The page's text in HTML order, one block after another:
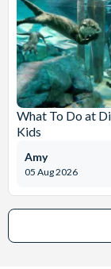
What To Do at
Kids
05 Aug 2026
Amy